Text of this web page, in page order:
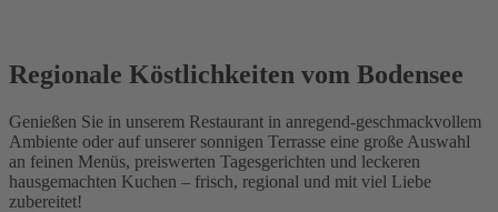
Regionale Köstlichkeiten vom Bodensee
Genießen Sie in unserem Restaurant in anregend-geschmackvollem
Ambiente oder auf unserer sonnigen Terrasse eine große Auswahl
an feinen Menüs, preiswerten Tagesgerichten und leckeren
hausgemachten Kuchen – frisch, regional und mit viel Liebe
zubereitet!